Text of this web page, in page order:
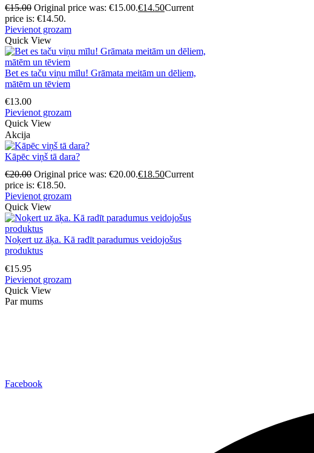
€15.00 Original price was: €15.00.€14.50Current
price is: €14.50.
Pievienot grozam
Quick View
Bet es taču viņu mīlu! Grāmata meitām un dēliem,
mātēm un tēviem
€13.00
Pievienot grozam
Quick View
Akcija
Kāpēc viņš tā dara?
€20.00 Original price was: €20.00.€18.50Current
price is: €18.50.
Pievienot grozam
Quick View
Noķert uz āķa. Kā radīt paradumus veidojošus
produktus
€15.95
Pievienot grozam
Quick View
Par mums
Facebook